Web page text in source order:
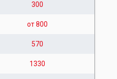
300
от 800
570
1330